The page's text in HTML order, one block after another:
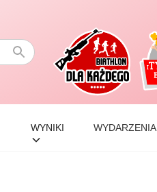
WYNIKI WYDARZENIA